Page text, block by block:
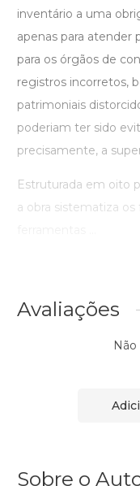
inventário a uma
apenas para atender
para os órgãos de
registros incorretos,
patrimoniais
poderiam ter sido
precisamente, a
Estruturada em oito
a obra sistematiza
Avaliações
Sobre o